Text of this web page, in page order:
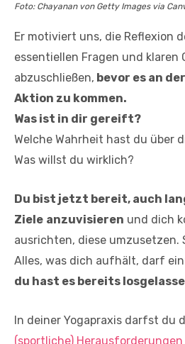
Foto: Chayanan von Getty Images via
Er motiviert uns, die Reflexion
essentiellen Fragen und klaren
abzuschließen, bevor es an
Aktion zu kommen.
Was ist in dir gereift?
Welche Wahrheit hast du über
Was willst du wirklich?
Du bist jetzt bereit, auch
Ziele anzuvisieren und dich
ausrichten, diese umzusetzen.
Alles, was dich aufhält, darf
du hast es bereits
In deiner Yogapraxis darfst du
(sportliche) Herausforderungen